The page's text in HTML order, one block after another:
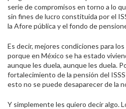
serie de compromisos en torno a lo
sin fines de lucro constituida por el
la Afore pública y el fondo de
Es decir, mejores condiciones para
porque en México se ha estado
aunque les duela, aunque les duela.
fortalecimiento de la pensión del
esto no se puede desaparecer de la
Y simplemente les quiero decir algo.